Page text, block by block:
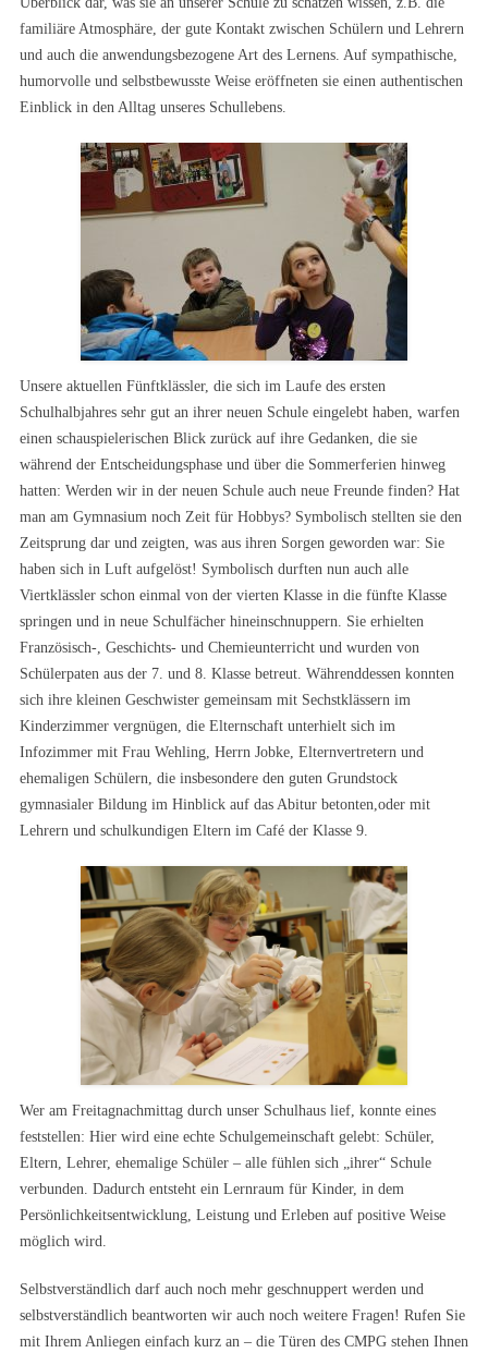
familiäre Atmosphäre, der gute Kontakt zwischen Schülern und Lehrern
und auch die anwendungsbezogene Art des Lernens. Auf sympathische,
humorvolle und selbstbewusste Weise eröffneten sie einen authentischen
Einblick in den Alltag unseres Schullebens.
Unsere aktuellen Fünftklässler, die sich im Laufe des ersten
Schulhalbjahres sehr gut an ihrer neuen Schule eingelebt haben, warfen
einen schauspielerischen Blick zurück auf ihre Gedanken, die sie
während der Entscheidungsphase und über die Sommerferien hinweg
hatten: Werden wir in der neuen Schule auch neue Freunde finden? Hat
man am Gymnasium noch Zeit für Hobbys? Symbolisch stellten sie den
Zeitsprung dar und zeigten, was aus ihren Sorgen geworden war: Sie
haben sich in Luft aufgelöst! Symbolisch durften nun auch alle
Viertklässler schon einmal von der vierten Klasse in die fünfte Klasse
springen und in neue Schulfächer hineinschnuppern. Sie erhielten
Französisch-, Geschichts- und Chemieunterricht und wurden von
Schülerpaten aus der 7. und 8. Klasse betreut. Währenddessen konnten
sich ihre kleinen Geschwister gemeinsam mit Sechstklässern im
Kinderzimmer vergnügen, die Elternschaft unterhielt sich im
Infozimmer mit Frau Wehling, Herrn Jobke, Elternvertretern und
ehemaligen Schülern, die insbesondere den guten Grundstock
gymnasialer Bildung im Hinblick auf das Abitur betonten,oder mit
Lehrern und schulkundigen Eltern im Café der Klasse 9.
Wer am Freitagnachmittag durch unser Schulhaus lief, konnte eines
feststellen: Hier wird eine echte Schulgemeinschaft gelebt: Schüler,
Eltern, Lehrer, ehemalige Schüler – alle fühlen sich „ihrer“ Schule
verbunden. Dadurch entsteht ein Lernraum für Kinder, in dem
Persönlichkeitsentwicklung, Leistung und Erleben auf positive Weise
möglich wird.
Selbstverständlich darf auch noch mehr geschnuppert werden und
selbstverständlich beantworten wir auch noch weitere Fragen! Rufen Sie
mit Ihrem Anliegen einfach kurz an – die Türen des CMPG stehen Ihnen